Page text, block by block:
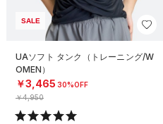
SALE
UAソフト タンク（トレーニング/W
OMEN）
￥3,465 30%OFF
￥4,950